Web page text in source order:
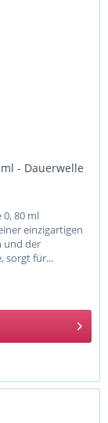
- Dauerwelle
80 ml
einzigartigen
und der
sorgt für...